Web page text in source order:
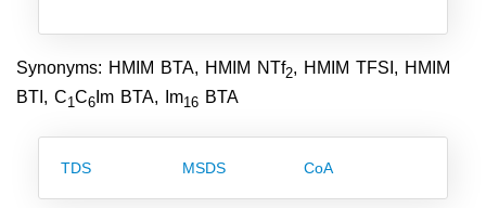
Karriere
Kontakt
Synonyms: HMIM BTA, HMIM NTf2, HMIM TFSI, HMIM
BTI, C1C6 Im BTA, Im16 BTA
TDS MSDS CoA